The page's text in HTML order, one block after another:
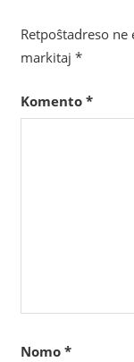
Retpoŝtadreso
markitaj *
Komento *
Nomo *